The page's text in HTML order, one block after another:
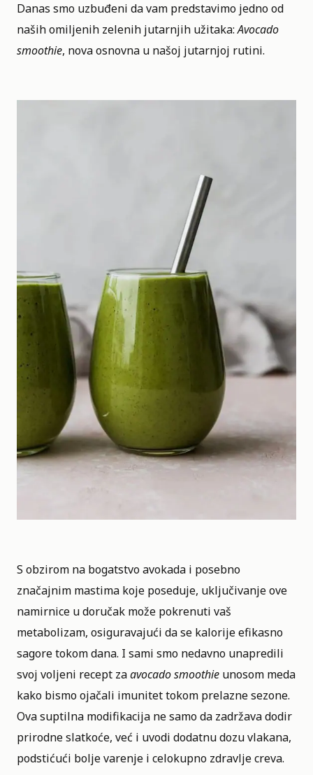
Danas smo uzbuđeni da vam predstavimo jedno od
naših omiljenih zelenih jutarnjih užitaka:Avocado
smoothie, nova osnovna u našoj jutarnjoj rutini.
S obzirom na bogatstvo avokada i posebno
značajnim mastima koje poseduje, uključivanje ove
namirnice u doručak može pokrenuti vaš
metabolizam, osiguravajući da se kalorije efikasno
sagore tokom dana. I sami smo nedavno unapredili
svoj voljeni recept zaavocado smoothie unosom meda
kako bismo ojačali imunitet tokom prelazne sezone.
Ova suptilna modifikacija ne samo da zadržava dodir
prirodne slatkoće, već i uvodi dodatnu dozu vlakana,
podstićući bolje varenje i celokupno zdravlje creva.